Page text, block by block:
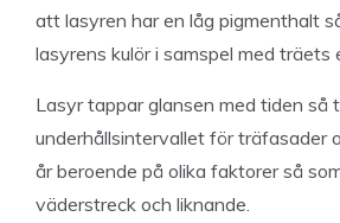
att lasyren har en låg pigmenthalt
lasyrens kulör i samspel med träets
Lasyr tappar glansen med tiden så
underhållsintervallet för träfasader
år beroende på olika faktorer så
väderstreck och liknande.